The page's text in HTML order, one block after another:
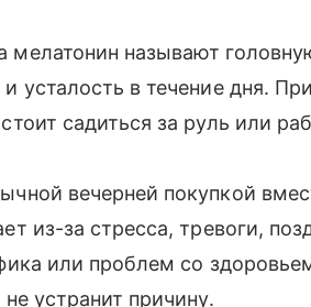
называют
усталость в течение дня.
садиться за руль или
вечерней покупкой
из-за стресса, тревоги,
или проблем со
устранит причину.